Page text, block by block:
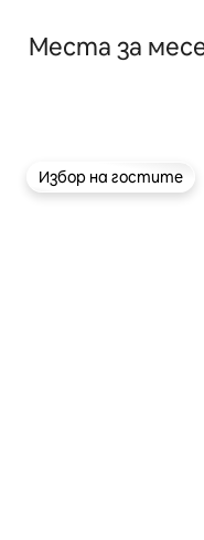
Места за
Избор на гостите
Избор на гостите